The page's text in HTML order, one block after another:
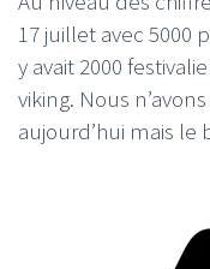
17 juillet avec 5000
y avait 2000
viking. Nous
aujourd’hui mais le